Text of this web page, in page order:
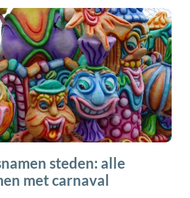
steden: alle
met carnaval